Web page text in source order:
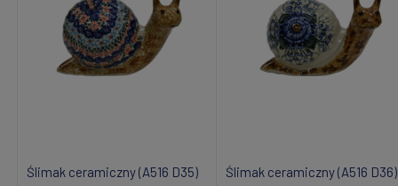
Ślimak ceramiczny (A516 D35) Ślimak ceramiczny (A516 D36)